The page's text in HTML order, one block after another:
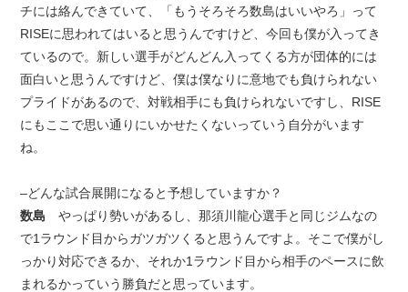
チには絡んできていて、「もうそろそろ数島はいいやろ」って
RISEに思われてはいると思うんですけど、今回も僕が入ってき
ているので。新しい選手がどんどん入ってくる方が団体的には
面白いと思うんですけど、僕は僕なりに意地でも負けられない
プライドがあるので、対戦相手にも負けられないですし、RISE
にもここで思い通りにいかせたくないっていう自分がいます
ね。
–どんな試合展開になると予想していますか？
数島 やっぱり勢いがあるし、那須川龍心選手と同じジムなの
で1ラウンド目からガツガツくると思うんですよ。そこで僕がし
っかり対応できるか、それか1ラウンド目から相手のペースに飲
まれるかっていう勝負だと思っています。